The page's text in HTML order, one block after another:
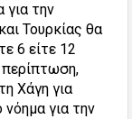
για την
Τουρκίας θα
6 είτε 12
Χάγη για
για την